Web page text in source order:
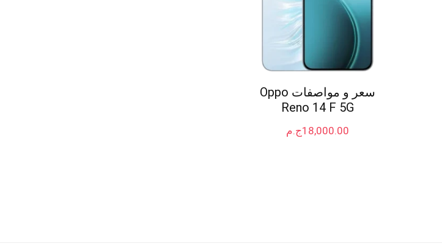
سعر و مواصفات Oppo
Reno 14 F 5G
ج.م18,000.00